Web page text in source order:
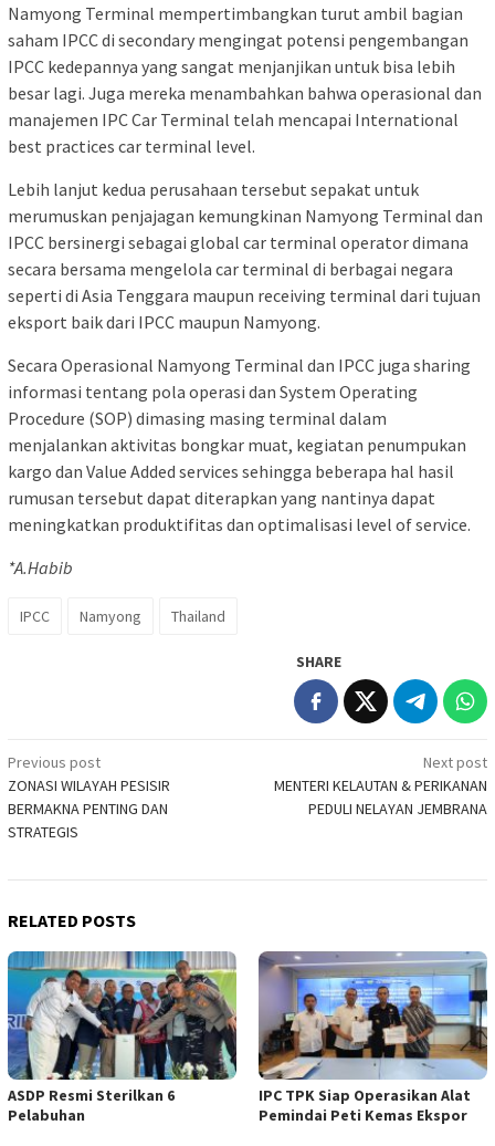
Namyong Terminal mempertimbangkan turut ambil bagian
saham IPCC di secondary mengingat potensi pengembangan
IPCC kedepannya yang sangat menjanjikan untuk bisa lebih
besar lagi. Juga mereka menambahkan bahwa operasional dan
manajemen IPC Car Terminal telah mencapai International
best practices car terminal level.
Lebih lanjut kedua perusahaan tersebut sepakat untuk
merumuskan penjajagan kemungkinan Namyong Terminal dan
IPCC bersinergi sebagai global car terminal operator dimana
secara bersama mengelola car terminal di berbagai negara
seperti di Asia Tenggara maupun receiving terminal dari tujuan
eksport baik dari IPCC maupun Namyong.
Secara Operasional Namyong Terminal dan IPCC juga sharing
informasi tentang pola operasi dan System Operating
Procedure (SOP) dimasing masing terminal dalam
menjalankan aktivitas bongkar muat, kegiatan penumpukan
kargo dan Value Added services sehingga beberapa hal hasil
rumusan tersebut dapat diterapkan yang nantinya dapat
meningkatkan produktifitas dan optimalisasi level of service.
*A.Habib
IPCC Namyong Thailand
SHARE
Post
navigation
Previous post
ZONASI WILAYAH PESISIR
BERMAKNA PENTING DAN
STRATEGIS
Next post
MENTERI KELAUTAN & PERIKANAN
PEDULI NELAYAN JEMBRANA
RELATED POSTS
ASDP Resmi Sterilkan 6
Pelabuhan
IPC TPK Siap Operasikan Alat
Pemindai Peti Kemas Ekspor